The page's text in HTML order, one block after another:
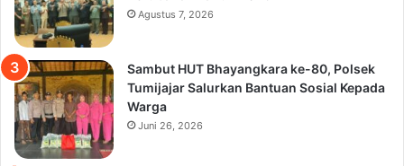
Agustus 7, 2026
Sambut HUT Bhayangkara ke-80, Polsek
Tumijajar Salurkan Bantuan Sosial Kepada
Warga
Juni 26, 2026